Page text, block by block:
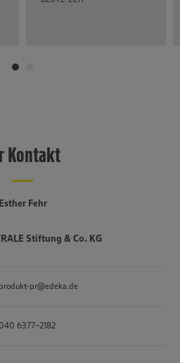
Kontakt
Esther Fehr
Stiftung & Co. KG
produkt-pr@edeka.de
040 6377-2182